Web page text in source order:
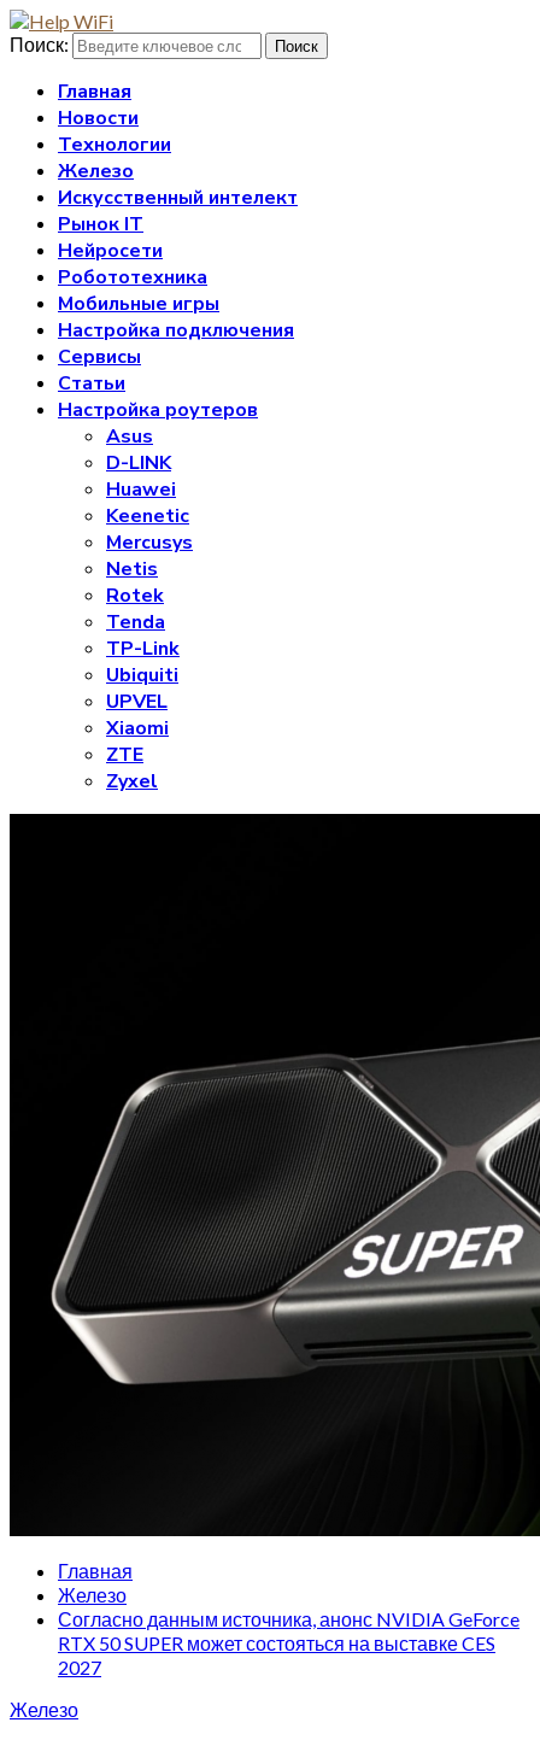
Поиск: Поиск
Главная
Новости
Технологии
Железо
Искусственный интелект
Рынок IT
Нейросети
Робототехника
Мобильные игры
Настройка подключения
Сервисы
Статьи
Настройка роутеров
Asus
D-LINK
Huawei
Keenetic
Mercusys
Netis
Rotek
Tenda
TP-Link
Ubiquiti
UPVEL
Xiaomi
ZTE
Zyxel
Главная
Железо
Согласно данным источника, анонс NVIDIA GeForce
RTX 50 SUPER может состояться на выставке CES
2027
Железо